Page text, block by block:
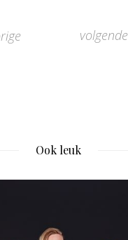
volgende
Ook leuk